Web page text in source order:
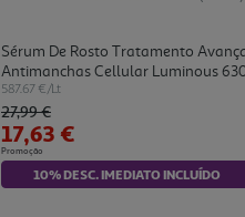
Sérum De Rosto Tratamento
Antimanchas Cellular Luminous
587.67 €/Lt
Price reduced from
27,99 €to
17,63 €
Promoção
10% DESC. IMEDIATO INCLUÍDO